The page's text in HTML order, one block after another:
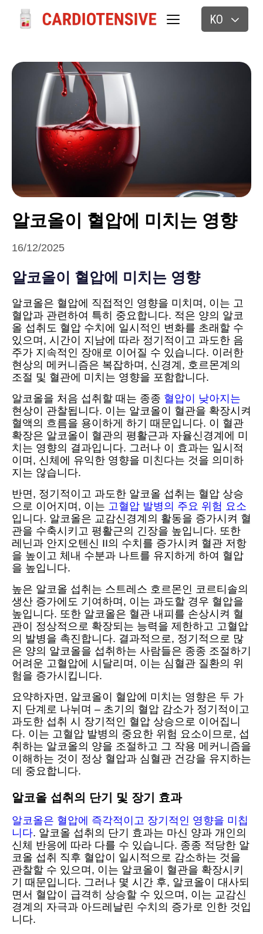
KO
알코올이 혈압에 미치는 영향
16/12/2025
알코올이 혈압에 미치는 영향
알코올은 혈압에 직접적인 영향을 미치며, 이는 고
혈압과 관련하여 특히 중요합니다. 적은 양의 알코
올 섭취도 혈압 수치에 일시적인 변화를 초래할 수
있으며, 시간이 지남에 따라 정기적이고 과도한 음
주가 지속적인 장애로 이어질 수 있습니다. 이러한
현상의 메커니즘은 복잡하며, 신경계, 호르몬계의
조절 및 혈관에 미치는 영향을 포함합니다.
알코올을 처음 섭취할 때는 종종 혈압이 낮아지는
현상이 관찰됩니다. 이는 알코올이 혈관을 확장시켜
혈액의 흐름을 용이하게 하기 때문입니다. 이 혈관
확장은 알코올이 혈관의 평활근과 자율신경계에 미
치는 영향의 결과입니다. 그러나 이 효과는 일시적
이며, 신체에 유익한 영향을 미친다는 것을 의미하
지는 않습니다.
반면, 정기적이고 과도한 알코올 섭취는 혈압 상승
으로 이어지며, 이는 고혈압 발병의 주요 위험 요소
입니다. 알코올은 교감신경계의 활동을 증가시켜 혈
관을 수축시키고 평활근의 긴장을 높입니다. 또한
레닌과 안지오텐신 II의 수치를 증가시켜 혈관 저항
을 높이고 체내 수분과 나트를 유지하게 하여 혈압
을 높입니다.
높은 알코올 섭취는 스트레스 호르몬인 코르티솔의
생산 증가에도 기여하며, 이는 과도할 경우 혈압을
높입니다. 또한 알코올은 혈관 내피를 손상시켜 혈
관이 정상적으로 확장되는 능력을 제한하고 고혈압
의 발병을 촉진합니다. 결과적으로, 정기적으로 많
은 양의 알코올을 섭취하는 사람들은 종종 조절하기
어려운 고혈압에 시달리며, 이는 심혈관 질환의 위
험을 증가시킵니다.
요약하자면, 알코올이 혈압에 미치는 영향은 두 가
지 단계로 나뉘며 – 초기의 혈압 감소가 정기적이고
과도한 섭취 시 장기적인 혈압 상승으로 이어집니
다. 이는 고혈압 발병의 중요한 위험 요소이므로, 섭
취하는 알코올의 양을 조절하고 그 작용 메커니즘을
이해하는 것이 정상 혈압과 심혈관 건강을 유지하는
데 중요합니다.
알코올 섭취의 단기 및 장기 효과
알코올은 혈압에 즉각적이고 장기적인 영향을 미칩
니다. 알코올 섭취의 단기 효과는 마신 양과 개인의
신체 반응에 따라 다를 수 있습니다. 종종 적당한 알
코올 섭취 직후 혈압이 일시적으로 감소하는 것을
관찰할 수 있으며, 이는 알코올이 혈관을 확장시키
기 때문입니다. 그러나 몇 시간 후, 알코올이 대사되
면서 혈압이 급격히 상승할 수 있으며, 이는 교감신
경계의 자극과 아드레날린 수치의 증가로 인한 것입
니다.